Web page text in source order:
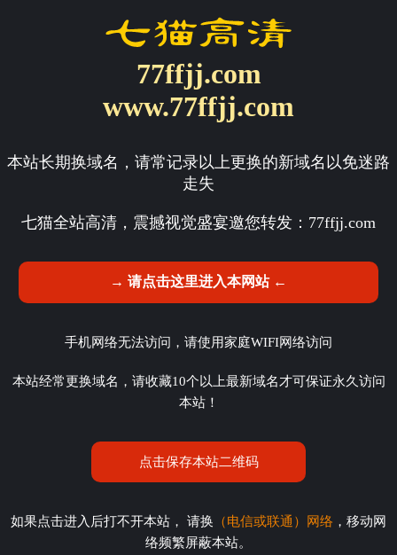
77ffjj.com
www.77ffjj.com
本站长期换域名，请常记录以上更换的新域名以免迷路
走失
七猫全站高清，震撼视觉盛宴邀您转发： 77ffjj.com
→ 请点击这里进入本网站 ←
手机网络无法访问，请使用家庭WIFI网络访问
本站经常更换域名，请收藏10个以上最新域名才可保证永久访问
本站！
点击保存本站二维码
如果点击进入后打不开本站， 请换 （电信或联通）网络 ，移动网
络频繁屏蔽本站。